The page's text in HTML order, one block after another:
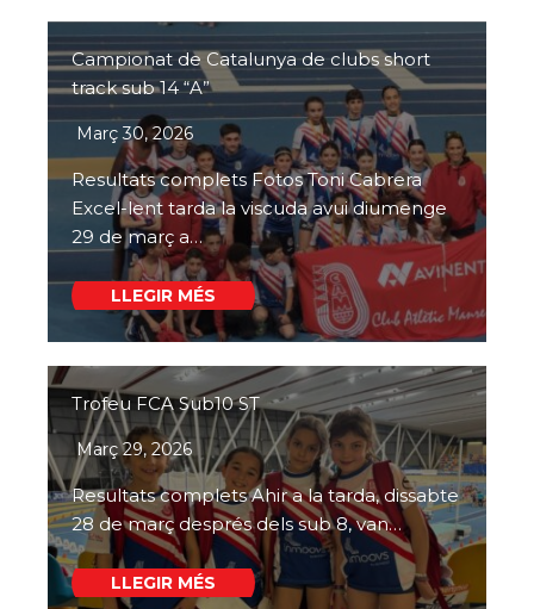
Campionat de Catalunya de clubs short
track sub 14 “A”
Març 30, 2026
Resultats complets Fotos Toni Cabrera
Excel-lent tarda la viscuda avui diumenge
29 de març a…
LLEGIR MÉS
Trofeu FCA Sub10 ST
Març 29, 2026
Resultats complets Ahir a la tarda, dissabte
28 de març després dels sub 8, van…
LLEGIR MÉS